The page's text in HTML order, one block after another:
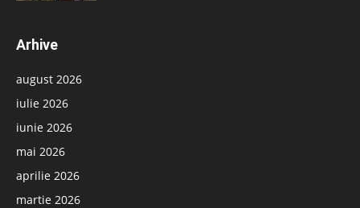
Arhive
august 2026
iulie 2026
iunie 2026
mai 2026
aprilie 2026
martie 2026